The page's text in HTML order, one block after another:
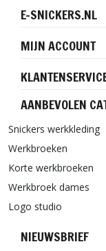
E-SNICKERS.NL
MIJN ACCOUNT
AANBEVOLEN
Snickers werkkleding
Werkbroeken
Korte werkbroeken
Werkbroek dames
Logo studio
NIEUWSBRIEF